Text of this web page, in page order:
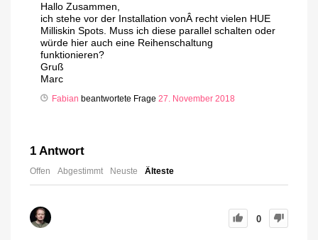
Hallo Zusammen,
ich stehe vor der Installation vonÂ recht vielen HUE
Milliskin Spots. Muss ich diese parallel schalten oder
würde hier auch eine Reihenschaltung
funktionieren?
Gruß
Marc
Fabian beantwortete Frage 27. November 2018
1 Antwort
Offen Abgestimmt Neuste Älteste
0